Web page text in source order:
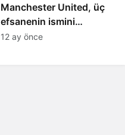
Manchester United, üç
efsanenin ismini
yasakladı
12 ay önce